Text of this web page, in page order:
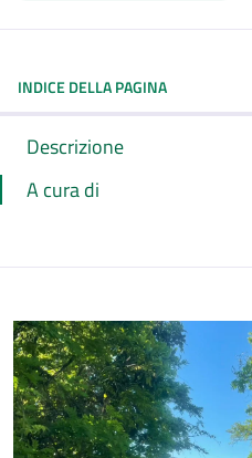
INDICE DELLA PAGINA
Descrizione
A cura di